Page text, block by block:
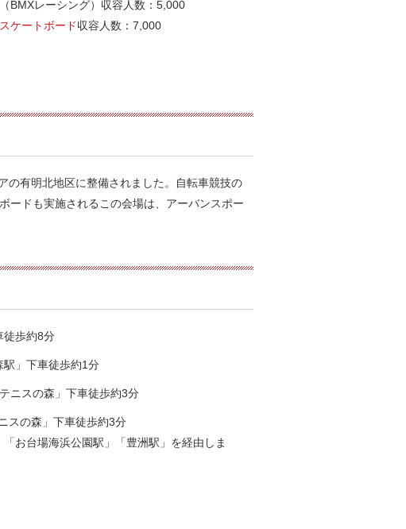
（BMXレーシング）収容人数：5,000
スケートボード収容人数：7,000
の有明北地区に整備されました。自転車競技の
ードも実施されるこの会場は、アーバンスポー
徒歩約8分
」下車徒歩約1分
ニスの森」下車徒歩約3分
スの森」下車徒歩約3分
お台場海浜公園駅」「豊洲駅」を経由しま